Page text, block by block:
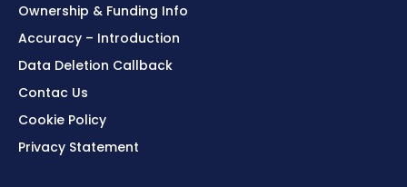
Ownership & Funding Info
Accuracy – Introduction
Data Deletion Callback
Contac Us
Cookie Policy
Privacy Statement